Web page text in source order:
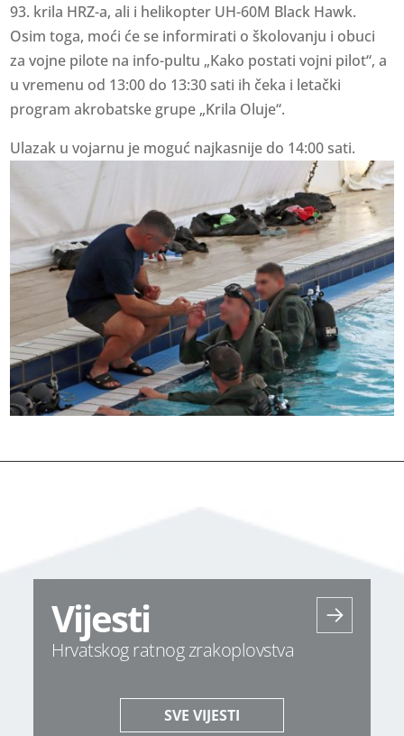
93. krila HRZ-a, ali i helikopter UH-60M Black Hawk.
Osim toga, moći će se informirati o školovanju i obuci
za vojne pilote na info-pultu „Kako postati vojni pilot“, a
u vremenu od 13:00 do 13:30 sati ih čeka i letački
program akrobatske grupe „Krila Oluje“.
Ulazak u vojarnu je moguć najkasnije do 14:00 sati.
Vijesti
Hrvatskog ratnog zrakoplovstva
SVE VIJESTI